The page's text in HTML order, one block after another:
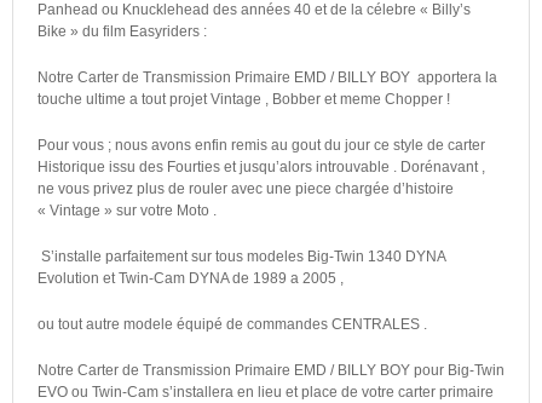
Panhead ou Knucklehead des années 40 et de la célebre « Billy’s
Bike » du film Easyriders :
Notre Carter de Transmission Primaire EMD / BILLY BOY apportera la
touche ultime a tout projet Vintage , Bobber et meme Chopper !
Pour vous ; nous avons enfin remis au gout du jour ce style de carter
Historique issu des Fourties et jusqu’alors introuvable . Dorénavant ,
ne vous privez plus de rouler avec une piece chargée d’histoire
« Vintage » sur votre Moto .
S’installe parfaitement sur tous modeles Big-Twin 1340 DYNA
Evolution et Twin-Cam DYNA de 1989 a 2005 ,
ou tout autre modele équipé de commandes CENTRALES .
Notre Carter de Transmission Primaire EMD / BILLY BOY pour Big-Twin
EVO ou Twin-Cam s’installera en lieu et place de votre carter primaire